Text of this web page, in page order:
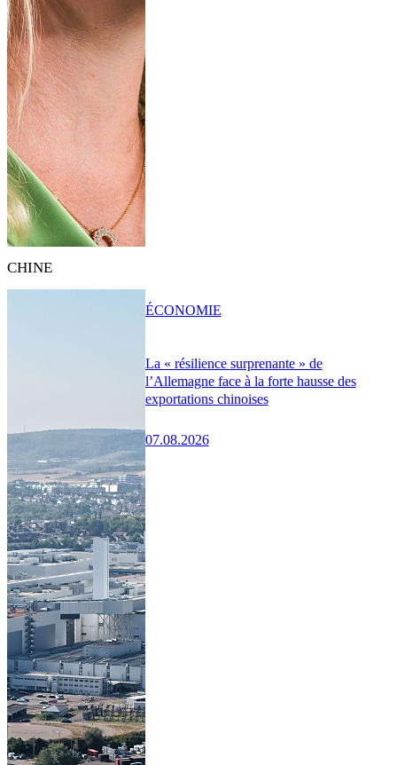
CHINE
La « résilience surprenante » de
l’Allemagne face à la forte hausse des
exportations chinoises
07.08.2026
ÉCONOMIE